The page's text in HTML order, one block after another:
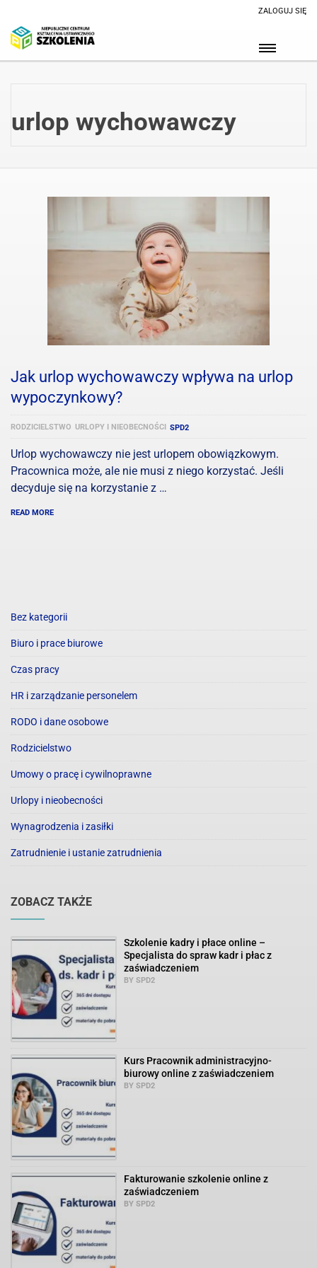
ZALOGUJ SIĘ
urlop wychowawczy
Jak urlop wychowawczy wpływa na urlop
wypoczynkowy?
RODZICIELSTWO URLOPY I NIEOBECNOŚCI SPD2
Urlop wychowawczy nie jest urlopem obowiązkowym.
Pracownica może, ale nie musi z niego korzystać. Jeśli
decyduje się na korzystanie z …
READ MORE
Bez kategorii
Biuro i prace biurowe
Czas pracy
HR i zarządzanie personelem
RODO i dane osobowe
Rodzicielstwo
Umowy o pracę i cywilnoprawne
Urlopy i nieobecności
Wynagrodzenia i zasiłki
Zatrudnienie i ustanie zatrudnienia
ZOBACZ TAKŻE
Szkolenie kadry i płace online –
Specjalista do spraw kadr i płac z
zaświadczeniem
BY SPD2
Kurs Pracownik administracyjno-
biurowy online z zaświadczeniem
BY SPD2
Fakturowanie szkolenie online z
zaświadczeniem
BY SPD2